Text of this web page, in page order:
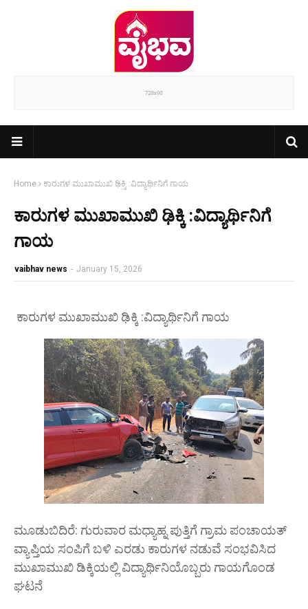
Home ಕಾರುಗಳ ಮುಖಾಮುಖಿ ಢಿಕ್ಕಿ :ವಿದ್ಯಾರ್ಥಿನಿಗೆ ಗಾಯ
ಕಾರುಗಳ ಮುಖಾಮುಖಿ ಢಿಕ್ಕಿ :ವಿದ್ಯಾರ್ಥಿನಿಗೆ
ಗಾಯ
vaibhav news - January 15, 2026
ಕಾರುಗಳ ಮುಖಾಮುಖಿ ಢಿಕ್ಕಿ :ವಿದ್ಯಾರ್ಥಿನಿಗೆ ಗಾಯ
ಮೂಡುಬಿದಿರೆ: ಗುರುವಾರ ಮಧ್ಯಾಹ್ನ ಪುತ್ತಿಗೆ ಗ್ರಾಮ ಪಂಚಾಯತ್
ವ್ಯಾಪ್ತಿಯ ಸಂಪಿಗೆ ಬಳಿ ಎರಡು ಕಾರುಗಳ ನಡುವೆ ಸಂಭವಿಸಿದ
ಮುಖಾಮುಖಿ ಡಿಕ್ಕಿಯಲ್ಲಿ ವಿದ್ಯಾರ್ಥಿನಿಯೊಬ್ಬರು ಗಾಯಗೊಂಡ
ಘಟನೆ